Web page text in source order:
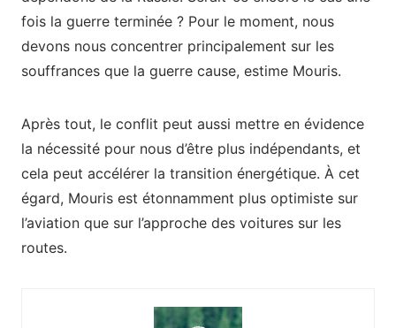
fois la guerre terminée ? Pour le moment, nous
devons nous concentrer principalement sur les
souffrances que la guerre cause, estime Mouris.
Après tout, le conflit peut aussi mettre en évidence
la nécessité pour nous d’être plus indépendants, et
cela peut accélérer la transition énergétique. À cet
égard, Mouris est étonnamment plus optimiste sur
l’aviation que sur l’approche des voitures sur les
routes.